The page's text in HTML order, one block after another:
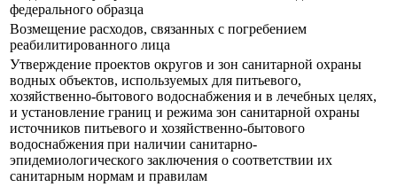
федерального образца
Возмещение расходов, связанных с погребением
реабилитированного лица
Утверждение проектов округов и зон санитарной охраны
водных объектов, используемых для питьевого,
хозяйственно-бытового водоснабжения и в лечебных целях,
и установление границ и режима зон санитарной охраны
источников питьевого и хозяйственно-бытового
водоснабжения при наличии санитарно-
эпидемиологического заключения о соответствии их
санитарным нормам и правилам